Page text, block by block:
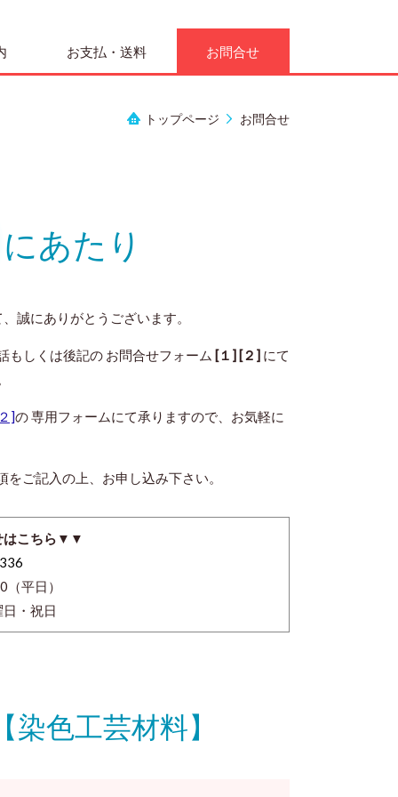
お支払・送料 お問合せ
トップページ お問合せ
あたり
誠にありがとうございます。
もしくは後記の お問合せフォーム [１] [２] にて
]の 専用フォームにて承りますので、お気軽に
をご記入の上、お申し込み下さい。
はこちら▼▼
平日）
・祝日
色工芸材料】